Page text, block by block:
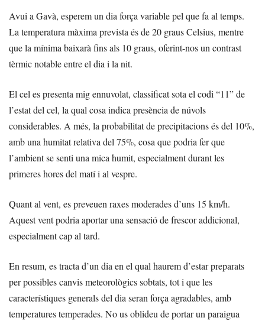
Avui a Gavà, esperem un dia força variable pel que fa al temps.
La temperatura màxima prevista és de 20 graus Celsius, mentre
que la mínima baixarà fins als 10 graus, oferint-nos un contrast
tèrmic notable entre el dia i la nit.
El cel es presenta mig ennuvolat, classificat sota el codi “11” de
l’estat del cel, la qual cosa indica presència de núvols
considerables. A més, la probabilitat de precipitacions és del 10%,
amb una humitat relativa del 75%, cosa que podria fer que
l’ambient se senti una mica humit, especialment durant les
primeres hores del matí i al vespre.
Quant al vent, es preveuen raxes moderades d’uns 15 km/h.
Aquest vent podria aportar una sensació de frescor addicional,
especialment cap al tard.
En resum, es tracta d’un dia en el qual haurem d’estar preparats
per possibles canvis meteorològics sobtats, tot i que les
característiques generals del dia seran força agradables, amb
temperatures temperades. No us oblideu de portar un paraigua